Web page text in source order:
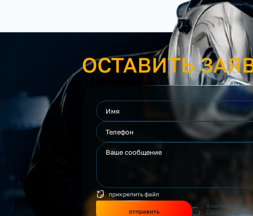
ОСТАВИТЬ
прикрепить файл
отправить
Я согласен(на) на
Политикой